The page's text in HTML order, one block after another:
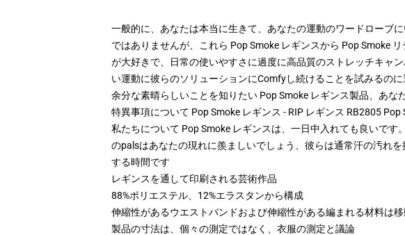
一般的に、あなたは本当に生きて、あなたの運動のワードローブ
ではありませんが、これら Pop Smoke レギンスから Pop Smoke
が大好きで、日常の使いやすさに過度に高品質のストレッチキャ
い運動に彼らのソリューションにComfyし続けることを試みるの
余分な素晴らしいことを知りたい Pop Smoke レギンス製品、あな
特異事項について Pop Smoke レギンス - RIP レギンス RB2805 Pop
私たちについて Pop Smoke レギンスは、一日中入れても良いで
のpalsはあなたの現れに羨ましいでしょう、彼らは通常汗の汚れ
する時間です
レギンスを通して印刷される芸術作品
88%ポリエステル、12%エラスタンから構成
伸縮性があるウエストバンドおよび伸縮性がある編まれる材料は
製品の寸法は、個々の測定ではなく、衣服の測定と議論